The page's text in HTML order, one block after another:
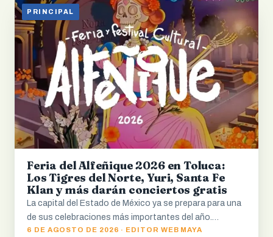
PRINCIPAL
Feria del Alfeñique 2026 en Toluca:
Los Tigres del Norte, Yuri, Santa Fe
Klan y más darán conciertos gratis
La capital del Estado de México ya se prepara para una
de sus celebraciones más importantes del año.…
6 DE AGOSTO DE 2026 · EDITOR WEB MAYA